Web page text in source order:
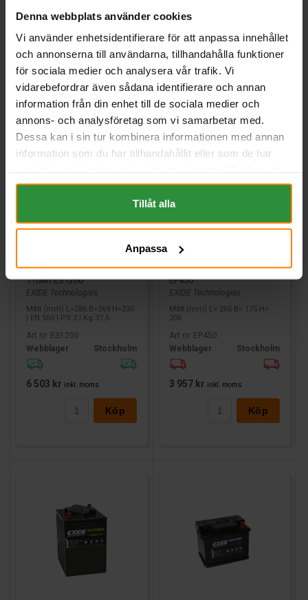
Denna webbplats använder cookies
Vi använder enhetsidentifierare för att anpassa innehållet
och annonserna till användarna, tillhandahålla funktioner
för sociala medier och analysera vår trafik. Vi
vidarebefordrar även sådana identifierare och annan
information från din enhet till de sociala medier och
annons- och analysföretag som vi samarbetar med.
Dessa kan i sin tur kombinera informationen med annan
information som du har tillhandahållit eller som de har
om "Cookies" och ditt val finner du på vår Cookie sida
längst ner i "footern" på sidan.
Tillåt alla
Anpassa
3 444 kr inkl. moms
Köp
3 465 kr inkl. moms
Exide EQUIPMENT GEL 12V
110Ah ES1200
EXIDE Technologies
Mått (mm) L=286 B=269 H=230
| EN:560 | PS:2 | Kg:37,5
Art nr. ES1200
Webblager
Stockholm
6 503 kr inkl. moms
Köp
Exide DUAL AGM 12V 50Ah
EP450
EXIDE Technologies
Mått (mm) L= 265 B= 175 H=
206
Art nr. EP450
Webblager
Stockholm
3 957 kr inkl. moms
Köp